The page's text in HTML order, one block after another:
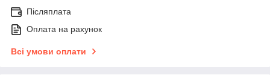
Післяплата
Оплата на рахунок
Всі умови оплати